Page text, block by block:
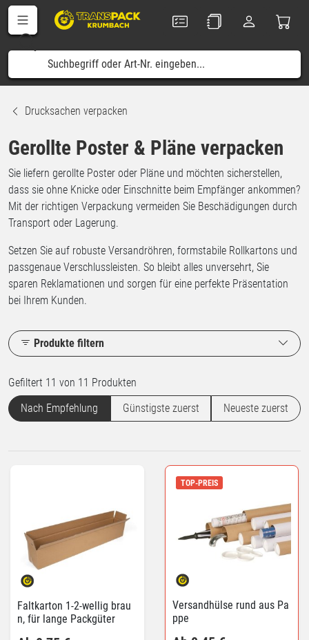
Drucksachen verpacken
Gerollte Poster & Pläne verpacken
Sie liefern gerollte Poster oder Pläne und möchten sicherstellen,
dass sie ohne Knicke oder Einschnitte beim Empfänger ankommen?
Mit der richtigen Verpackung vermeiden Sie Beschädigungen durch
Transport oder Lagerung.
Setzen Sie auf robuste Versandröhren, formstabile Rollkartons und
passgenaue Verschlussleisten. So bleibt alles unversehrt, Sie
sparen Reklamationen und sorgen für eine perfekte Präsentation
bei Ihrem Kunden.
Produkte filtern
Gefiltert 11 von 11 Produkten
Nach Empfehlung
Günstigste zuerst Neueste zuerst
Faltkarton 1-2-wellig brau
n, für lange Packgüter
TOP-PREIS
Versandhülse rund aus Pa
ppe